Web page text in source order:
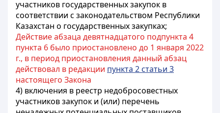
участников государственных закупок в
соответствии с законодательством Республики
Казахстан о государственных закупках;
Действие абзаца девятнадцатого подпункта 4
пункта 6 было приостановлено до 1 января 2022
г., в период приостановления данный абзац
действовал в редакции пункта 2 статьи 3
настоящего Закона
4) включения в реестр недобросовестных
участников закупок и (или) перечень